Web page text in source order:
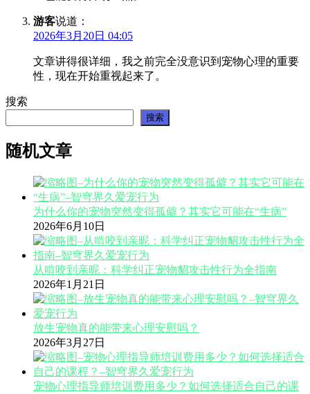
游客说道：
2026年3月20日 04:05
文章讲得很详细，我之前完全没意识到宠物心理的重要
性，现在开始重视起来了。
搜索
搜索
随机文章
为什么你的宠物突然变得孤僻？其实它可能在“生病”
2026年6月10日
从啃咬到亲昵：科学纠正宠物貂攻击性行为全指南
2026年1月21日
放生宠物真的能带来心理安慰吗？
2026年3月27日
宠物心理指导师培训费用多少？如何选择适合自己的课